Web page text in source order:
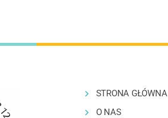
STRONA GŁÓWNA
O NAS